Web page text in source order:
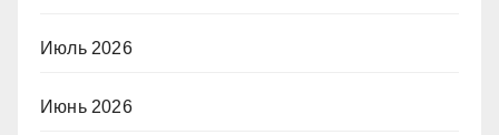
Июль 2026
Июнь 2026